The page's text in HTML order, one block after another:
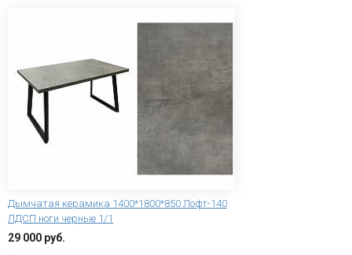
Дымчатая керамика 1400*1800*850 Лофт-140
ЛДСП ноги черные 1/1
29 000 руб.